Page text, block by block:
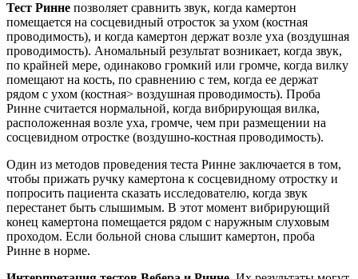
Тест Ринне позволяет сравнить звук, когда камертон
помещается на сосцевидный отросток за ухом (костная
проводимость), и когда камертон держат возле уха (воздушная
проводимость). Аномальный результат возникает, когда звук,
по крайней мере, одинаково громкий или громче, когда вилку
помещают на кость, по сравнению с тем, когда ее держат
рядом с ухом (костная> воздушная проводимость). Проба
Ринне считается нормальной, когда вибрирующая вилка,
расположенная возле уха, громче, чем при размещении на
сосцевидном отростке (воздушно-костная проводимость).
Один из методов проведения теста Ринне заключается в том,
чтобы прижать ручку камертона к сосцевидному отростку и
попросить пациента сказать исследователю, когда звук
перестанет быть слышимым. В этот момент вибрирующий
конец камертона помещается рядом с наружным слуховым
проходом. Если больной снова слышит камертон, проба
Ринне в норме.